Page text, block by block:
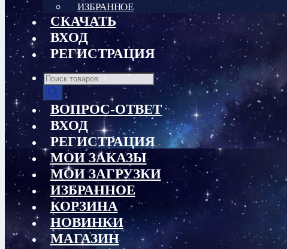
ИЗБРАННОЕ
СКАЧАТЬ
ВХОД
РЕГИСТРАЦИЯ
Поиск
товаров
ВОПРОС-ОТВЕТ
ВХОД
РЕГИСТРАЦИЯ
МОИ ЗАКАЗЫ
МОИ ЗАГРУЗКИ
ИЗБРАННОЕ
КОРЗИНА
НОВИНКИ
МАГАЗИН